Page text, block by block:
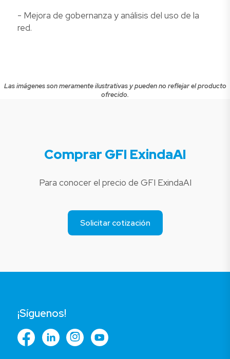
- Mejora de gobernanza y análisis del uso de la
red.
Las imágenes son meramente ilustrativas y pueden no reflejar el producto
ofrecido.
Comprar GFI ExindaAI
Para conocer el precio de GFI ExindaAI
Solicitar cotización
¡Síguenos!